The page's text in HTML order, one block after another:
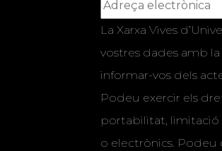
La Xarxa Vives
vostres dades amb
informar-vos dels
Podeu exercir els
portabilitat, limitació
o electrònics. Podeu